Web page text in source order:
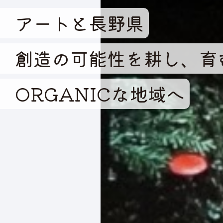
アートと長野県
創造の可能性を耕し、育
ORGANICな地域へ